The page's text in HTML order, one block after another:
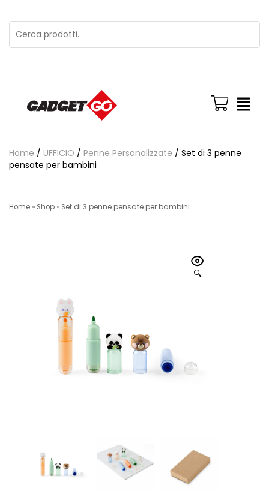
Home / UFFICIO / Penne Personalizzate / Set di 3 penne
pensate per bambini
Home » Shop » Set di 3 penne pensate per bambini
🔍